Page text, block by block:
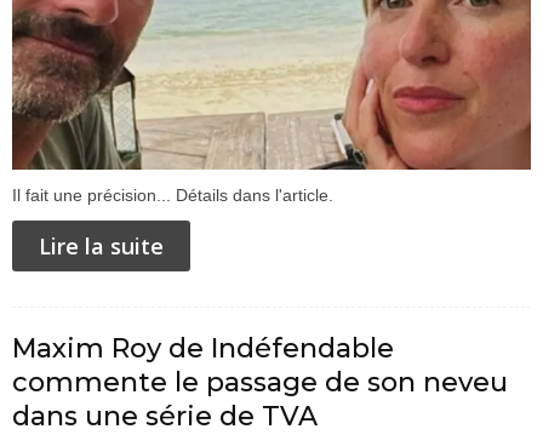
Il fait une précision... Détails dans l'article.
Lire la suite
Maxim Roy de Indéfendable
commente le passage de son neveu
dans une série de TVA